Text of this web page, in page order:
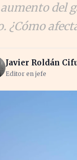
del
¿Cómo
Javier Roldán
Editor en jefe